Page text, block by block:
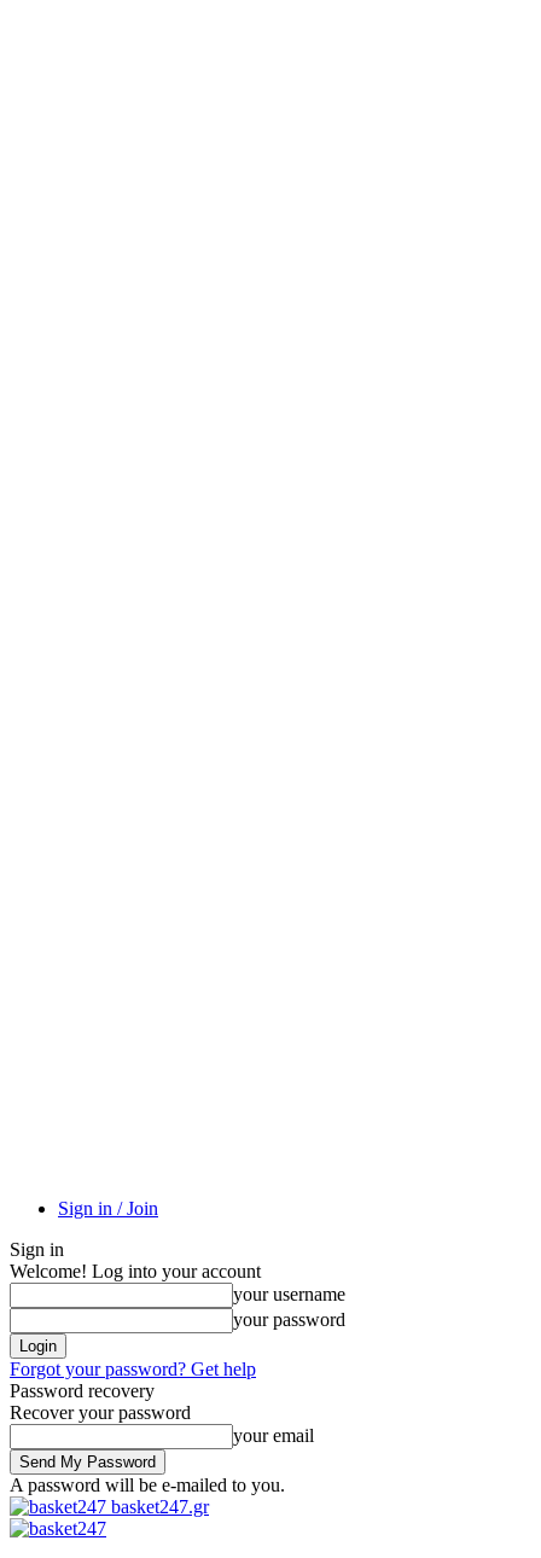
Sign in / Join
Sign in
Welcome! Log into your account
your username
your password
Forgot your password? Get help
Password recovery
Recover your password
your email
A password will be e-mailed to you.
basket247.gr